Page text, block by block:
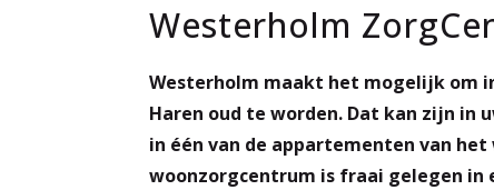
Westerholm
Westerholm maakt het mogelijk om
Haren oud te worden. Dat kan zijn in
in één van de appartementen van
woonzorgcentrum is fraai gelegen in